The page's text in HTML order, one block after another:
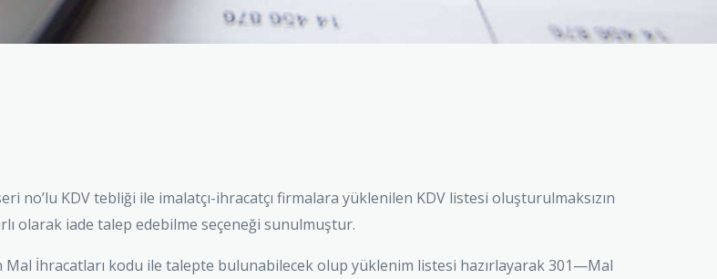
no’lu KDV tebliği ile imalatçı-ihracatçı firmalara yüklenilen KDV listesi oluşturulmaksızın
olarak iade talep edebilme seçeneği sunulmuştur.
Mal İhracatları kodu ile talepte bulunabilecek olup yüklenim listesi hazırlayarak 301—Mal